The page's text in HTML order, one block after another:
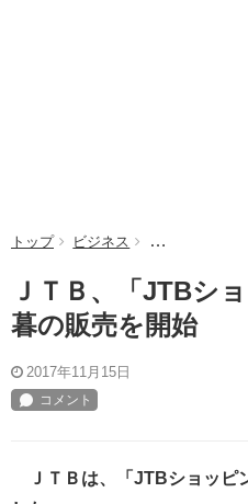
トップ ビジネス ＪＴＢ、「
ＪＴＢ、「JTBシ
暮の販売を開始
2017年11月15日
ＪＴＢは、「JTBショッピ